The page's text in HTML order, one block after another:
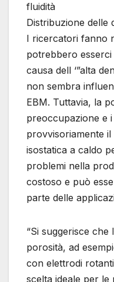
fluidità
Distribuzione delle
I ricercatori fanno
potrebbero
causa dell ‘”alta
non sembra
EBM. Tuttavia, la
preoccupazione e
provvisoriamente
isostatica a caldo
problemi nella
costoso e può
parte delle
“Si suggerisce
porosità, ad
con elettrodi
scelta ideale per le